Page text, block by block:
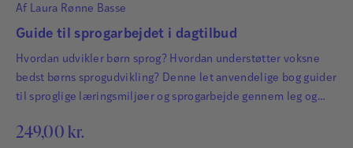
Af Laura Rønne Basse
Guide til sprogarbejdet i dagtilbud
Hvordan udvikler børn sprog? Hvordan understøtter voksne
bedst børns sprogudvikling? Denne let anvendelige bog guider
til sproglige læringsmiljøer og sprogarbejde gennem leg og
249,00 kr.